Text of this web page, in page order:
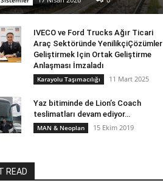
IVECO ve Ford Trucks Ağır Ticari
Araç Sektöründe YenilikçiÇözümler
Geliştirmek Için Ortak Geliştirme
Anlaşması İmzaladı
Karayolu Taşımacılığı 11 Mart 2025
Yaz bitiminde de Lion’s Coach
teslimatları devam ediyor…
MAN & Neoplan 15 Ekim 2019
READ